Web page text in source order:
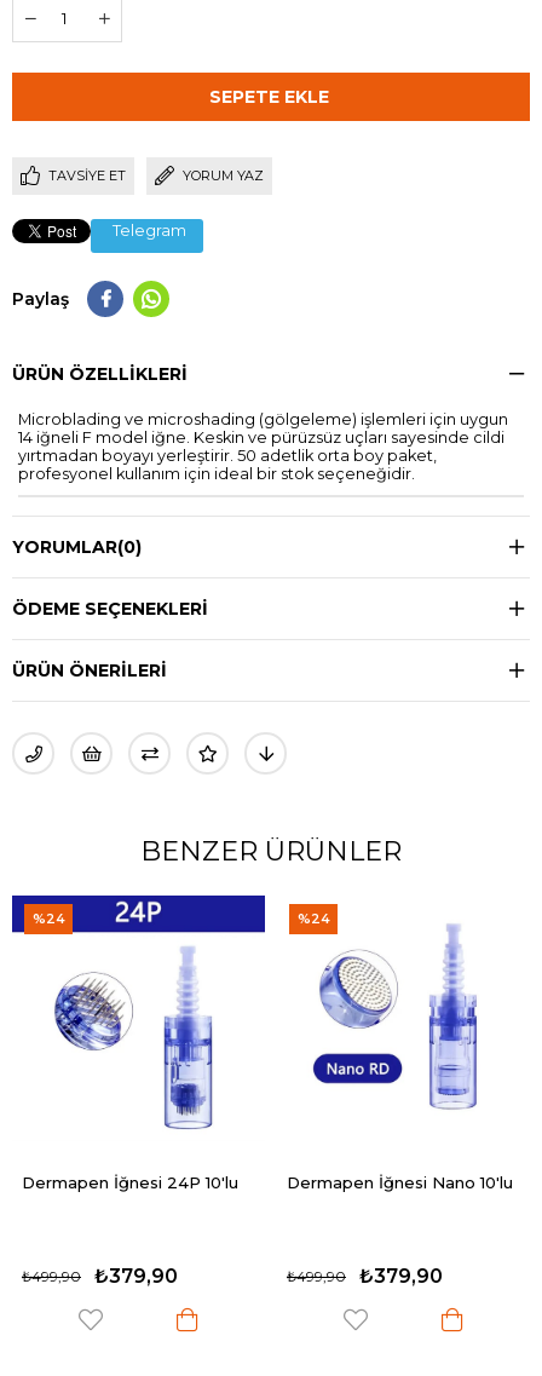
TAVSIYE ET YORUM YAZ
Telegram
Paylaş
ÜRÜN ÖZELLIKLERI
Microblading ve microshading (gölgeleme) işlemleri için uygun
14 iğneli F model iğne. Keskin ve pürüzsüz uçları sayesinde cildi
yırtmadan boyayı yerleştirir. 50 adetlik orta boy paket,
profesyonel kullanım için ideal bir stok seçeneğidir.
YORUMLAR(0)
ÖDEME SEÇENEKLERI
ÜRÜN ÖNERILERI
BENZER ÜRÜNLER
24P 10'lu Dermapen İğnesi Nano 10'lu
₺379,90
₺499,90
P.C.D 19 U
₺229,90